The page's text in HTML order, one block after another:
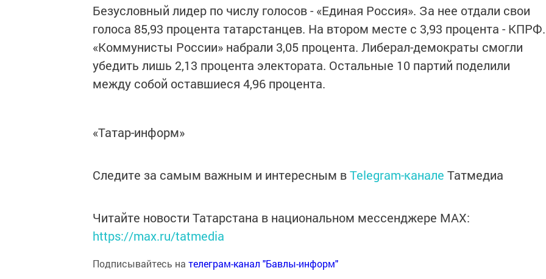
Безусловный лидер по числу голосов - «Единая Россия». За нее отдали свои
голоса 85,93 процента татарстанцев. На втором месте с 3,93 процента - КПРФ.
«Коммунисты России» набрали 3,05 процента. Либерал-демократы смогли
убедить лишь 2,13 процента электората. Остальные 10 партий поделили
между собой оставшиеся 4,96 процента.
«Татар-информ»
Следите за самым важным и интересным вTelegram-канале Татмедиа
Читайте новости Татарстана в национальном мессенджере MАХ:
https://max.ru/tatmedia
Подписывайтесь на телеграм-канал "Бавлы-информ"